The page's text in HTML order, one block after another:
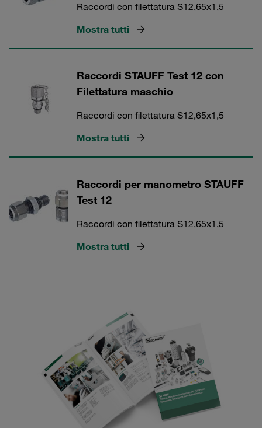
Raccordi con filettatura S12,65x1,5
Mostra tutti
Raccordi STAUFF Test 12 con
Filettatura maschio
Raccordi con filettatura S12,65x1,5
Mostra tutti
Raccordi per manometro STAUFF
Test 12
Raccordi con filettatura S12,65x1,5
Mostra tutti